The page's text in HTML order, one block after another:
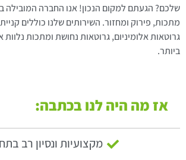
שלכם? הגעתם למקום הנכון! אנו החברה המובילה
מתכות, פירוק ומחזור. השירותים שלנו כוללים
גרוטאות אלומיניום, גרוטאות נחושת ומתכות
ביותר.
אז מה היה לנו בכתבה:
מקצועיות ונסיון רב